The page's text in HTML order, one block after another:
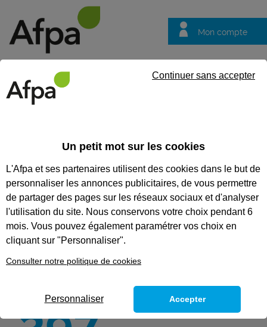
Mon compte
questions
NOS FORMATIONS
CERTIFIANTES
Nos formationscertifiantes
Découvrez un métier, débutez un
parcours professionnel, accédez à
un premier niveau d’employabilité
l’Afpa, valorisez votre expérience
Un petit mot sur les cookies
L'Afpa et ses partenaires utilisent des cookies dans le but de
personnaliser les annonces publicitaires, de vous permettre
de partager des pages sur les réseaux sociaux et d'analyser
l'utilisation du site. Nous conservons votre choix pendant 6
mois. Vous pouvez également paramétrer vos choix en
cliquant sur "Personnaliser".
Consulter notre politique de cookies
Continuer sans accepter
Personnaliser Accepter